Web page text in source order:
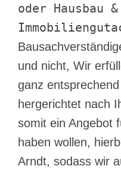
oder Hausbau &
und nicht, Wir
ganz
hergerichtet nach
somit ein Angebot
haben wollen,
Arndt, sodass wir